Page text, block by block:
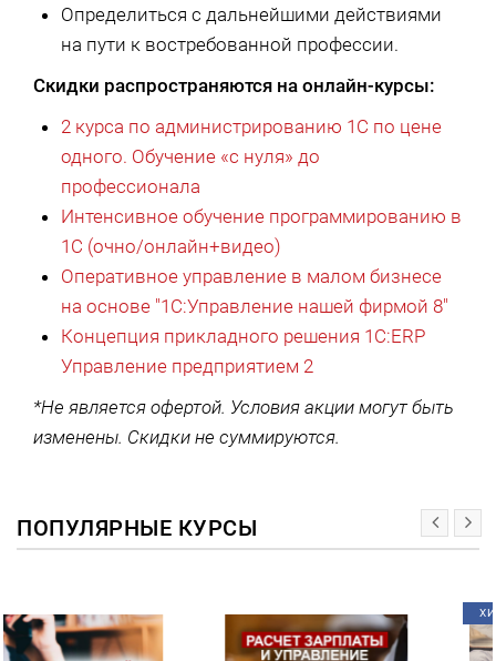
Определиться с дальнейшими действиями
на пути к востребованной профессии.
Скидки распространяются на онлайн-курсы:
2 курса по администрированию 1С по цене
одного. Обучение «с нуля» до
профессионала
Интенсивное обучение программированию в
1С (очно/онлайн+видео)
Оперативное управление в малом бизнесе
на основе "1С:Управление нашей фирмой 8"
Концепция прикладного решения 1С:ERP
Управление предприятием 2
*Не является офертой. Условия акции могут быть
изменены. Скидки не суммируются.
ПОПУЛЯРНЫЕ КУРСЫ
ХИТ!